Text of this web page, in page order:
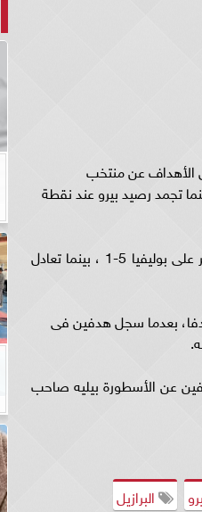
المجموعة، بفارق الأهداف عن منتخب
تجمد رصيد بيرو عند نقطة
كان منتخب البرازيل قد بدأ مشواره في تصفيات أمريكا الجنوبية المؤهلة للمونديال، بفوز كبير على بوليفيا 5-1 ، بينما تعادل
نيمار دا سيلفا، بصدارة قائمة الهدافين التاريخيين لمنتخب البرازيل برصيد 79 هدفا، بعدما سجل هدفين فى
بفارق هدفين عن الأسطورة بيليه صاحب
البرازيل